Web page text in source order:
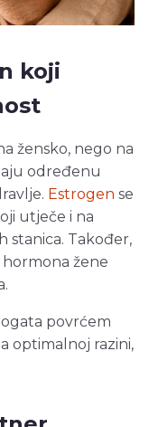
koji
žensko, nego na
određenu
Estrogen se
utječe i na
stanica. Također,
žene
povrćem
optimalnoj razini,